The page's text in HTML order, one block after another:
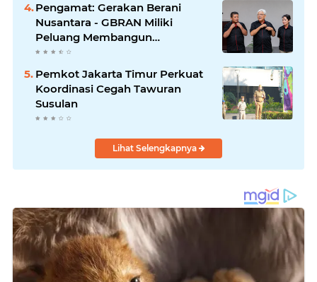
Pengamat: Gerakan Berani
Nusantara - GBRAN Miliki
Peluang Membangun
Identitasnya Sendiri
Pemkot Jakarta Timur Perkuat
Koordinasi Cegah Tawuran
Susulan
Lihat Selengkapnya